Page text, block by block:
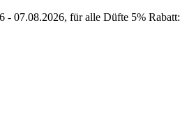
- 07.08.2026, für alle Düfte 5% Rabatt: